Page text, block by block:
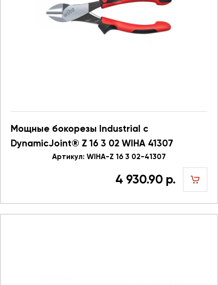
Мощные бокорезы Industrial с
DynamicJoint® Z 16 3 02 WIHA 41307
Артикул: WIHA-Z 16 3 02-41307
4 930.90 р.